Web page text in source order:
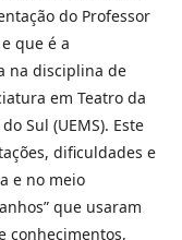
do Professor
que é a
na disciplina de
em Teatro da
Sul (UEMS). Este
dificuldades e
e no meio
que usaram
conhecimentos,